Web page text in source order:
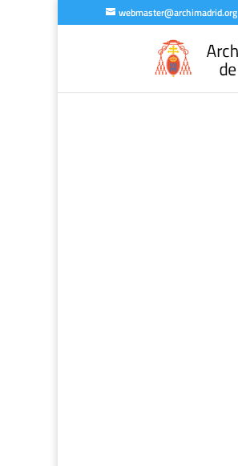
webmaster@archimadrid.org